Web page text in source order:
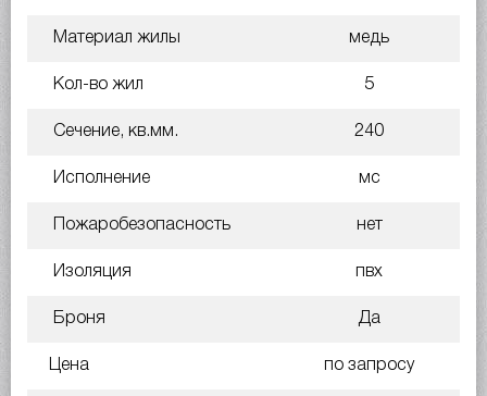
Материал жилы медь
Кол-во жил 5
Сечение, кв.мм. 240
Исполнение мс
Пожаробезопасность нет
Изоляция пвх
Броня Да
Цена по запросу